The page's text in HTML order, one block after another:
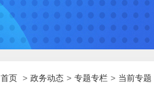
首页 > 政务动态 > 专题专栏 > 当前专题